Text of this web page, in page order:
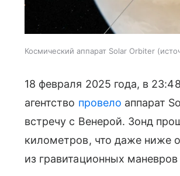
Космический аппарат Solar Orbiter
18 февраля 2025 года, в
агентство провело аппарат
встречу с Венерой. Зонд
километров, что даже ниже
из гравитационных